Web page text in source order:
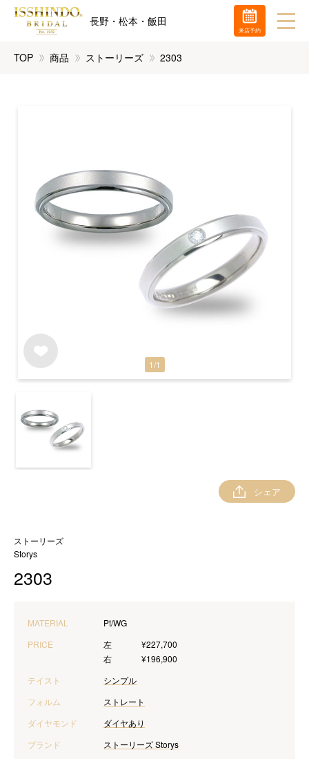
長野・松本・飯田
TOP 商品 ストーリーズ 2303
ストーリーズ
Storys
2303
1/1
シェア
MATERIAL
Pt/WG
PRICE
左
¥227,700
右
¥196,900
テイスト
シンプル
フォルム
ストレート
ダイヤモンド
ダイヤあり
ブランド
ストーリーズ Storys
来店予約